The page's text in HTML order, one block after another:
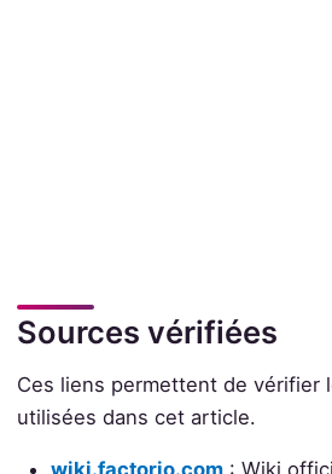
Sources vérifiées
Ces liens permettent de vérifier
utilisées dans cet article.